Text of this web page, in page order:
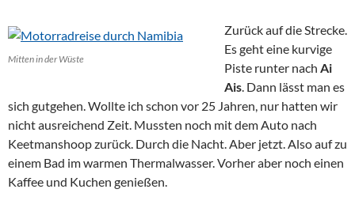
Mitten in der Wüste
Zurück auf die Strecke.
Es geht eine kurvige
Piste runter nach Ai
Ais . Dann lässt man es
sich gutgehen. Wollte ich schon vor 25 Jahren, nur hatten wir
nicht ausreichend Zeit. Mussten noch mit dem Auto nach
Keetmanshoop zurück. Durch die Nacht. Aber jetzt. Also auf zu
einem Bad im warmen Thermalwasser. Vorher aber noch einen
Kaffee und Kuchen genießen.